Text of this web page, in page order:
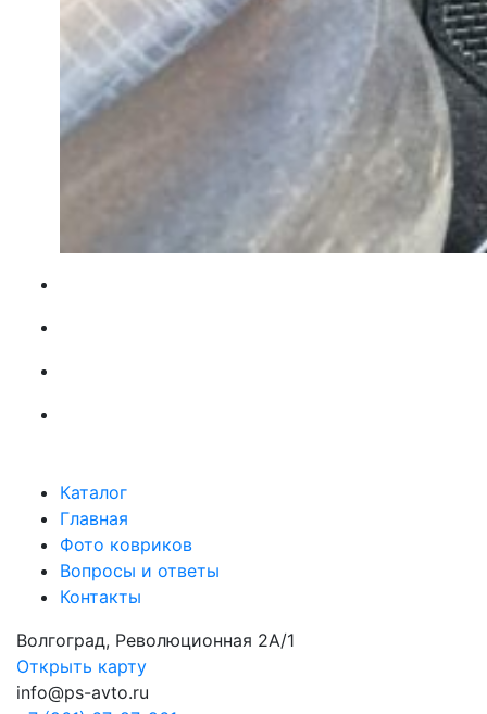
Каталог
Главная
Фото ковриков
Вопросы и ответы
Контакты
Волгоград, Революционная 2А/1
Открыть карту
info@ps-avto.ru